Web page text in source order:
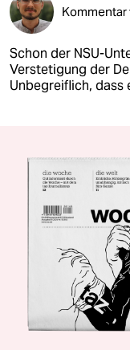
Kommentar
Schon der NSU-
Verstetigung der
Unbegreiflich, dass